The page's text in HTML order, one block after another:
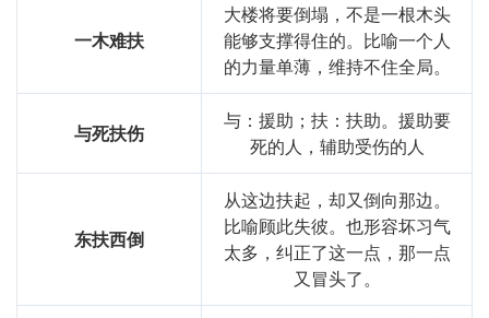
一木难扶
大楼将要倒塌，不是一根木头
能够支撑得住的。比喻一个人
的力量单薄，维持不住全局。
与死扶伤
与：援助；扶：扶助。援助要
死的人，辅助受伤的人
东扶西倒
从这边扶起，却又倒向那边。
比喻顾此失彼。也形容坏习气
太多，纠正了这一点，那一点
又冒头了。